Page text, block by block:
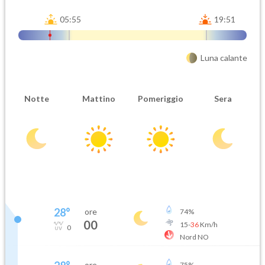
05:55 19:51
Luna calante
Notte Mattino Pomeriggio Sera
28°
0
ore
00
74%
15-36Km/h
Nord NO